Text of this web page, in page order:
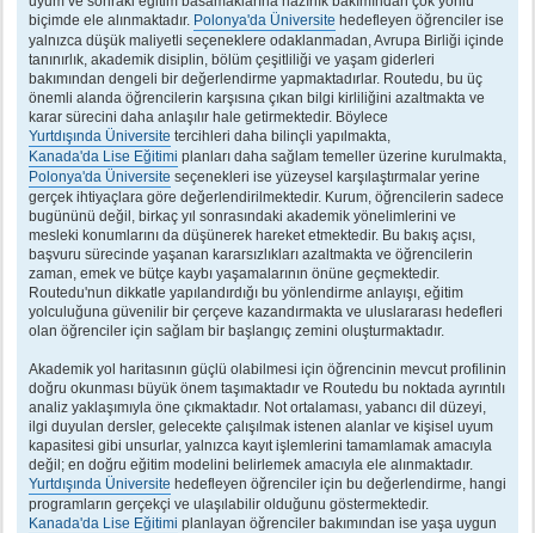
biçimde ele alınmaktadır. Polonya'da Üniversite hedefleyen öğrenciler ise
yalnızca düşük maliyetli seçeneklere odaklanmadan, Avrupa Birliği içinde
tanınırlık, akademik disiplin, bölüm çeşitliliği ve yaşam giderleri
bakımından dengeli bir değerlendirme yapmaktadırlar. Routedu, bu üç
önemli alanda öğrencilerin karşısına çıkan bilgi kirliliğini azaltmakta ve
karar sürecini daha anlaşılır hale getirmektedir. Böylece
Yurtdışında Üniversite tercihleri daha bilinçli yapılmakta,
Kanada'da Lise Eğitimi planları daha sağlam temeller üzerine kurulmakta,
Polonya'da Üniversite seçenekleri ise yüzeysel karşılaştırmalar yerine
gerçek ihtiyaçlara göre değerlendirilmektedir. Kurum, öğrencilerin sadece
bugününü değil, birkaç yıl sonrasındaki akademik yönelimlerini ve
mesleki konumlarını da düşünerek hareket etmektedir. Bu bakış açısı,
başvuru sürecinde yaşanan kararsızlıkları azaltmakta ve öğrencilerin
zaman, emek ve bütçe kaybı yaşamalarının önüne geçmektedir.
Routedu'nun dikkatle yapılandırdığı bu yönlendirme anlayışı, eğitim
yolculuğuna güvenilir bir çerçeve kazandırmakta ve uluslararası hedefleri
olan öğrenciler için sağlam bir başlangıç zemini oluşturmaktadır.
Akademik yol haritasının güçlü olabilmesi için öğrencinin mevcut profilinin
doğru okunması büyük önem taşımaktadır ve Routedu bu noktada ayrıntılı
analiz yaklaşımıyla öne çıkmaktadır. Not ortalaması, yabancı dil düzeyi,
ilgi duyulan dersler, gelecekte çalışılmak istenen alanlar ve kişisel uyum
kapasitesi gibi unsurlar, yalnızca kayıt işlemlerini tamamlamak amacıyla
değil; en doğru eğitim modelini belirlemek amacıyla ele alınmaktadır.
Yurtdışında Üniversite hedefleyen öğrenciler için bu değerlendirme, hangi
programların gerçekçi ve ulaşılabilir olduğunu göstermektedir.
Kanada'da Lise Eğitimi planlayan öğrenciler bakımından ise yaşa uygun